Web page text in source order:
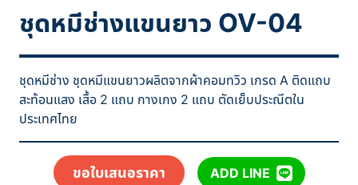
ชุดหมีช่างแขนยาว OV-04
ชุดหมีช่าง ชุดหมีแขนยาวผลิตจากผ้าคอมทวิว เกรด A ติดแถบ
สะท้อนแสง เสื้อ 2 แถบ กางเกง 2 แถบ ตัดเย็บประณีตใน
ประเทศไทย
ขอใบเสนอราคา ADD LINE